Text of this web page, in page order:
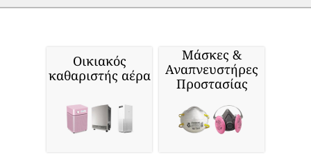
Οικιακός
καθαριστής αέρα
Μάσκες &
Αναπνευστήρες
Προστασίας